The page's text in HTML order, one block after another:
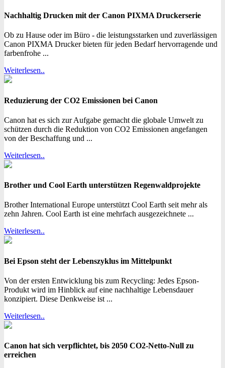
Nachhaltig Drucken mit der Canon PIXMA Druckerserie
Ob zu Hause oder im Büro - die leistungsstarken und zuverlässigen
Canon PIXMA Drucker bieten für jeden Bedarf hervorragende und
farbenfrohe ...
Weiterlesen..
Reduzierung der CO2 Emissionen bei Canon
Canon hat es sich zur Aufgabe gemacht die globale Umwelt zu
schützen durch die Reduktion von CO2 Emissionen angefangen
von der Beschaffung und ...
Weiterlesen..
Brother und Cool Earth unterstützen Regenwaldprojekte
Brother International Europe unterstützt Cool Earth seit mehr als
zehn Jahren. Cool Earth ist eine mehrfach ausgezeichnete ...
Weiterlesen..
Bei Epson steht der Lebenszyklus im Mittelpunkt
Von der ersten Entwicklung bis zum Recycling: Jedes Epson-
Produkt wird im Hinblick auf eine nachhaltige Lebensdauer
konzipiert. Diese Denkweise ist ...
Weiterlesen..
Canon hat sich verpflichtet, bis 2050 CO2-Netto-Null zu
erreichen